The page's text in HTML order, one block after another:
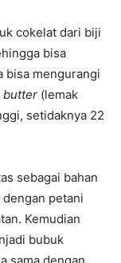
cokelat dari biji
bisa
bisa mengurangi
butter (lemak
setidaknya 22
sebagai bahan
petani
Kemudian
bubuk